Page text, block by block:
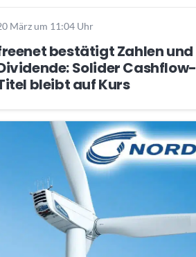
März um 11:04 Uhr
bestätigt Zahlen und
Solider Cashflow-
bleibt auf Kurs